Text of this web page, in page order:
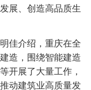
展、创造高品质生
佳介绍，重庆在全
造，围绕智能建造
开展了大量工作，
动建筑业高质量发